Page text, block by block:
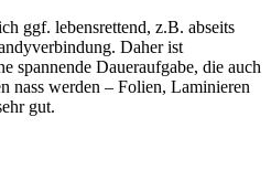
ggf. lebensrettend, z.B. abseits
Daher ist
spannende Daueraufgabe, die auch
nass werden – Folien, Laminieren
gut.